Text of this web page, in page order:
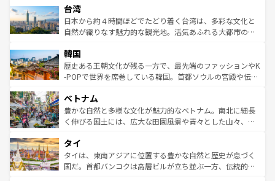
ならではの贅沢な旅のスタイルだ。 なお、新着のアメリカ
情報はコンテンツ一覧を参照してほしい。
れるおもてなしの心で訪れる人々を迎えてくれるハワイの
人々、おいしいローカルフードやハワイアンミュージッ
ク、伝統的なフラダンスなど、すべてがハワイの魅力を彩
ワイを、存分に味わってほしい。 なお、新着のハワイ情報
はコンテンツ一覧を参照してほしい。
リアリーフや大陸中央部にそびえるウルル（エアーズロッ
ク）、タスマニアの美しい原生林やケアンズの熱帯雨林な
ど、見どころがたくさん。また、カフェやワイン、オージ
いる。アクティビティも充実しており、サーフィンやダイ
ビング、ハイキングなど、アウトドア好きにはたまらな
い。オーストラリアの多彩な魅力を存分に味わいつくそ
参照してほしい。
台湾
日本から約４時間ほどでたどり着く台湾は、多彩な文化と
自然が織りなす魅力的な観光地。活気あふれる大都市の台
ン）、静ひつな山岳地帯である台湾東部など、都市の喧騒
と山間の静けさが共存しており、訪れる人に新しい発見と
驚きをもたらしてくれる。また、奥深い台湾の食文化も魅
容にもいいと評判のスイーツなど、バラエティ豊かな料理
が味わえる。 なお、新着の台湾情報は コンテンツ一覧を参
照してほしい。
韓国
歴史ある王朝文化が残る一方で、最先端のファッションやK
-POPで世界を席巻している韓国。首都ソウルの宮殿や伝統
き、地方に足を延ばせば四季折々の自然美を楽しむことが
できる。そして、キムチや焼肉、絶品のストリートフード
まで、さまざまな韓国料理が待っている。夜には、韓国な
リティに包まれながら、韓国の多彩な魅力を心ゆくまで味
わってみてほしい。 なお、新着の韓国情報はコンテンツ一
覧を参照してほしい。
ベトナム
豊かな自然と多様な文化が魅力的なベトナム。南北に細長
く伸びる国土には、広大な田園風景や青々とした山々、世
急速な発展と共に伝統が息づく。ハノイの古い町並みやホ
ーチミン市のフランス統治時代の建物も、独特の雰囲気を
醸し出している。また、バラエティの豊かさとおいしさで
タイ
タイは、東南アジアに位置する豊かな自然と歴史が息づく
国だ。首都バンコクは高層ビルが立ち並ぶ一方、伝統的な